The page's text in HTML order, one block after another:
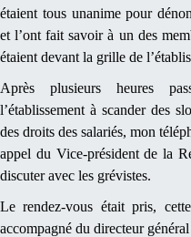
étaient tous unanime pour
et l’ont fait savoir à un des
étaient devant la grille de
Après plusieurs heures
l’établissement à scander des
des droits des salariés, mon
appel du Vice-président de la
discuter avec les grévistes.
Le rendez-vous était pris,
accompagné du directeur